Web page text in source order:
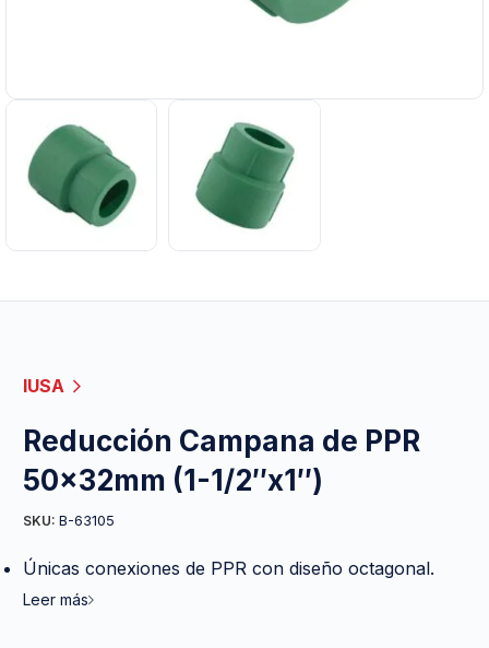
IUSA
Reducción Campana de PPR
50x32mm (1-1/2″x1″)
SKU: B-63105
Únicas conexiones de PPR con diseño octagonal.
Leer más